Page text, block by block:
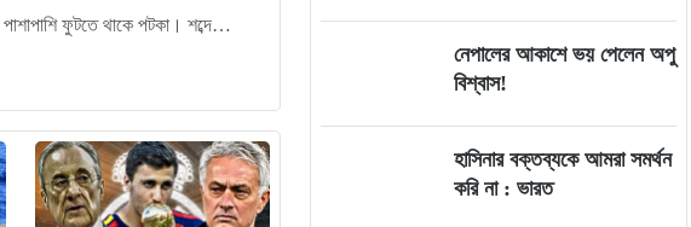
পাশাপাশি ফুটতে থাকে পটকা। শব্দে…
নেপালের আকাশে ভয় পেলেন অপু
বিশ্বাস!
হাসিনার বক্তব্যকে আমরা সমর্থন
করি না : ভারত